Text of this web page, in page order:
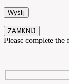
ZAMKNIJ
Please complete the